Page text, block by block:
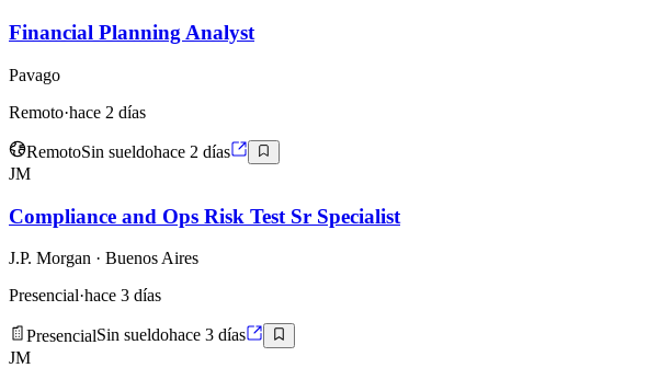
Financial Planning Analyst
Pavago
Remoto·hace 2 días
RemotoSin sueldohace 2 días
JM
Compliance and Ops Risk Test Sr Specialist
J.P. Morgan · Buenos Aires
Presencial·hace 3 días
PresencialSin sueldohace 3 días
JM